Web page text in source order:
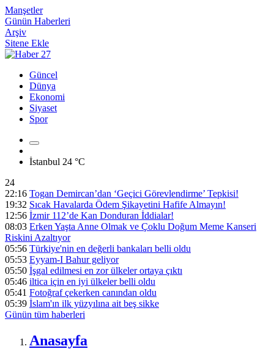
Manşetler
Günün Haberleri
Arşiv
Sitene Ekle
Güncel
Dünya
Ekonomi
Siyaset
Spor
İstanbul 24 °C
24
22:16 Togan Demircan’dan ‘Geçici Görevlendirme’ Tepkisi!
19:32 Sıcak Havalarda Ödem Şikayetini Hafife Almayın!
12:56 İzmir 112’de Kan Donduran İddialar!
08:03 Erken Yaşta Anne Olmak ve Çoklu Doğum Meme Kanseri
Riskini Azaltıyor
05:56 Türkiye'nin en değerli bankaları belli oldu
05:53 Eyyam-I Bahur geliyor
05:50 İşgal edilmesi en zor ülkeler ortaya çıktı
05:46 iltica için en iyi ülkeler belli oldu
05:41 Fotoğraf çekerken canından oldu
05:39 İslam'ın ilk yüzyılına ait beş sikke
Günün tüm haberleri
Anasayfa